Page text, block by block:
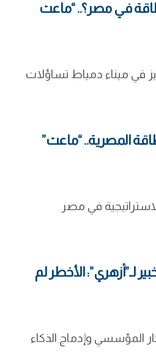
في مصر؟.. “ماعت
في ميناء دمياط تساؤلات
المصرية.. “ماعت”
في مصر
لـ”أزهري”: الأخطر لم
المؤسسي وإدماج الذكاء